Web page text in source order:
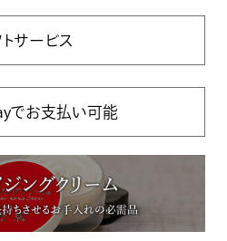
サービス
でお支払い可能